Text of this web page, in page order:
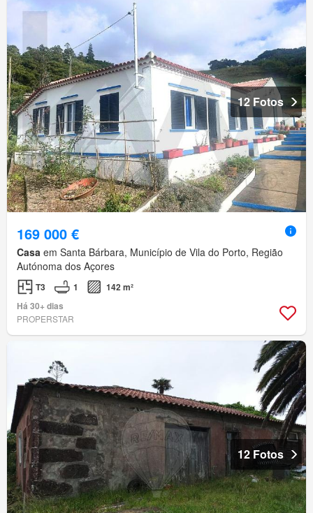
12 Fotos
169 000 €
Casa em Santa Bárbara, Município de Vila do Porto, Região
Autónoma dos Açores
T3 1
142 m²
Há 30+ dias
PROPERSTAR
12 Fotos